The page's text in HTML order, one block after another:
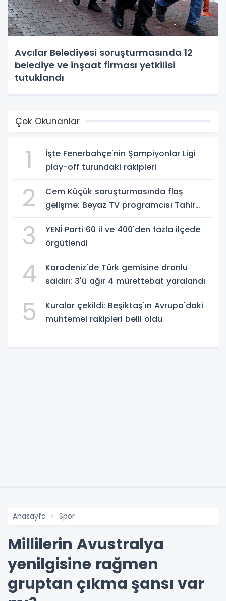
Avcılar Belediyesi soruşturmasında 12
belediye ve inşaat firması yetkilisi
tutuklandı
Çok Okunanlar
1
İşte Fenerbahçe'nin Şampiyonlar Ligi
play-off turundaki rakipleri
2
Cem Küçük soruşturmasında flaş
gelişme: Beyaz TV programcısı Tahir
3
YENİ Parti 60 il ve 400'den fazla ilçede
örgütlendi
4
Karadeniz'de Türk gemisine dronlu
saldırı: 3'ü ağır 4 mürettebat yaralandı
5
Kuralar çekildi: Beşiktaş'ın Avrupa'daki
muhtemel rakipleri belli oldu
Anasayfa Spor
Millilerin Avustralya
yenilgisine rağmen
gruptan çıkma şansı var